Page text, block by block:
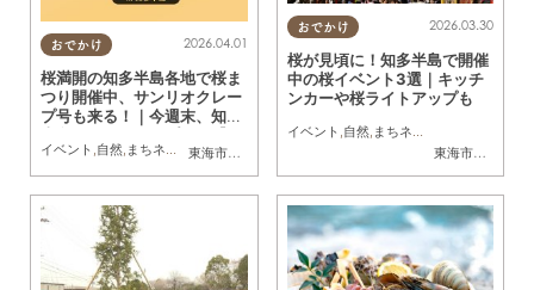
おでかけ
東海市
, 大府市 南知多町
2026.04.01
桜満開の知多半島各地で桜ま
つり開催中、サンリオクレー
プ号も来る！｜今週末、知多
4(土)・5(日)】
イベント ,自然, まちネタ 季節ネタ
おでかけ
東海市大府市
2026.03.30
桜が見頃に！知多半島で開催
中の桜イベント3選｜キッチ
ンカーや桜ライトアップも
イベント ,自然, まちネタ